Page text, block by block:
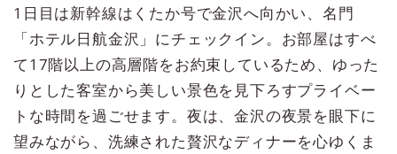
1日目は新幹線はくたか号で金沢へ向かい、名門
「ホテル日航金沢」にチェックイン。お部屋はすべ
て17階以上の高層階をお約束しているため、ゆった
りとした客室から美しい景色を見下ろすプライベー
トな時間を過ごせます。夜は、金沢の夜景を眼下に
望みながら、洗練された贅沢なディナーを心ゆくま